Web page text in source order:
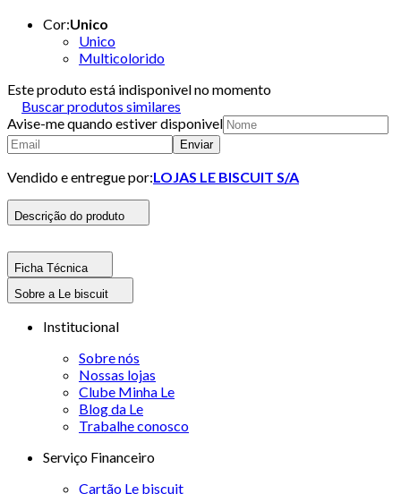
Cor:Unico
Unico
Multicolorido
Este produto está indisponivel no momento
Buscar produtos similares
Avise-me quando estiver disponivel
Enviar
Vendido e entregue por:LOJAS LE BISCUIT S/A
Descrição do produto
Ficha Técnica
Sobre a Le biscuit
Institucional
Sobre nós
Nossas lojas
Clube Minha Le
Blog da Le
Trabalhe conosco
Serviço Financeiro
Cartão Le biscuit